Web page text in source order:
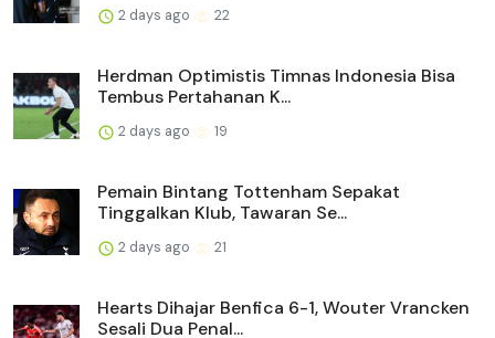
2 days ago 22
Herdman Optimistis Timnas Indonesia Bisa
Tembus Pertahanan K...
2 days ago 19
Pemain Bintang Tottenham Sepakat
Tinggalkan Klub, Tawaran Se...
2 days ago 21
Hearts Dihajar Benfica 6-1, Wouter Vrancken
Sesali Dua Penal...